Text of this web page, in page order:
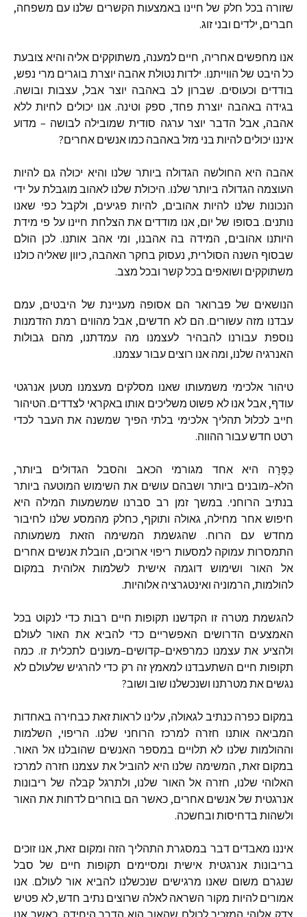
שזורה בכל חלק של חיינו באמצעות הקשרים שלנו עם משפחה,
חברים, ילדים ובני זוג.
אנו מחפשים אחריה, חיים למענה, משתוקקים אליה והיא צובעת
כל היבט של הווייתנו. ילדות נטולת אהבה יוצרת בוגרים מרי נפש,
בודדים וכעוסים. שברון לב באהבה יוצר אבל, עצבות ובושה.
בגידה באהבה יוצרת פחד, ספק וטינה. אנו יכולים לחיות ללא
אהבה,אבל הדבר יוצר ערגה סודית שמובילה לבושה – מדוע
איננו יכולים להיות בני מזל באהבה כמו אנשים אחרים?
אהבה היא החולשה הגדולה ביותר שלנו והיא יכולה גם להיות
העוצמה הגדולה ביותר שלנו. היכולת שלנו לאהוב מוגבלת על ידי
הנכונות שלנו להיות אהובים, להיות פגיעים, ולקבל כפי שאנו
נותנים. בסופו של יום,אנו מודדים את הצלחת חיינו על פי מידת
היותנו אהובים, המידה בה אהבנו, ומי אהב אותנו.לכן הולם
שבסוף השנה הסולרית, נעסוק בחקר האהבה, כיוון שאליה כולנו
משתוקקים ושואפים בכלקשר ובכל מצב.
הנושאים של פברואר הם אסופה מעניינת של היבטים, עמם
עבדנו מזה עשורים. הם לא חדשים, אבל מהווים רמת הזדמנות
נוספת עבורנו להבהיר לעצמנו מה עמדתנו, מהם גבולות
האנרגיה שלנו, ומה אנו רוצים עבורעצמנו.
טיהור אלכימי משמעותו שאנו מסלקים מעצמנו מטען אנרגטי
עודף,אבל אנו לא פשוט משליכים אותו באקראי לצדדים. הטיהור
חייב לכלול תהליך אלכימי בלתי הפיך שמשנה את העבר לכדי
רטט חדשעבור ההווה.
כַּפָּרָה היא אחד מגורמי הכאב והסבל הגדולים ביותר,
הלא–מובנים ביותר ושבהם עושים את השימוש המוטעה ביותר
בנתיב הרוחני. במשך זמן רב סברנו שמשמעות המילה היא
חיפוש אחר מחילה,גאולה ותוקף,כחלק מהמסע שלנו לחיבור
מחדש
עם הרוח. שהגשמת המשימה הזאת
משמעותה
התמסרות עמוקה למסעות ריפוי ארוכים, הובלת אנשים אחרים
אל
האור ושימוש דוגמה אישית לשלמות אלוהית
במקום
להולמות, הרמוניה ואינטגרציה אלוהיות.
להגשמת מטרה זו הקדשנו תקופות חיים רבות כדי לנקוט בכל
האמצעים הדרושים האפשריים כדי להביא את האור לעולם
ולהציע את עצמנו כמרפאים–קדושים–מעונים לתכלית זו. כמה
תקופות חיים השתעבדנו למאמץ זה רק כדי להרגיש שלעולם לא
נגשים את מטרתנו ושנכשלנו שוב ושוב?
במקום כפרה כנתיב לגאולה, עלינו לראותזאת כבחירה באחדות
המביאה אותנו חזרה למרכז הרוחני שלנו. הריפוי, השלמות
וההולמות שלנו לא תלויים במספר האנשים שהובלנו אל האור.
במקום זאת, המשימה שלנו היא להוביל את עצמנו חזרה למרכז
האלוהי שלנו, חזרה אל האור שלנו, ולתרגל קבלה של ריבונות
אנרגטית של אנשים אחרים,כאשר הם בוחרים לדחות את האור
ולשהות בדחיסות ובחשכה.
איננו מאבדים דבר במסגרת התהליך הזה ומקום זאת, אנו זוכים
בריבונות אנרגטית אישית ומסיימים תקופות חיים של סבל
שנגרם משום שאנו מרגישים שנכשלנו להביא אור לעולם. אנו
אמורים להיות מקור השראה לאלה שרוצים נתיב חדש,לא פטיש